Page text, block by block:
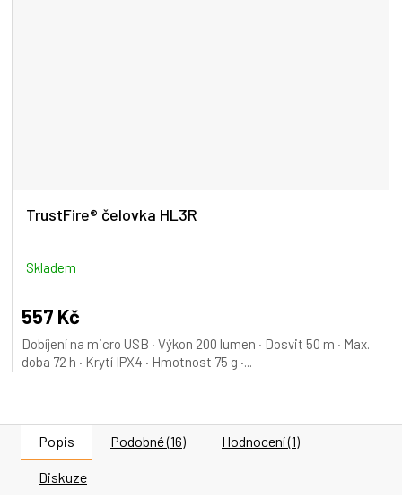
TrustFire® čelovka HL3R
Skladem
557 Kč
Dobíjení na micro USB · Výkon 200 lumen · Dosvit 50 m · Max.
doba 72 h · Krytí IPX4 · Hmotnost 75 g ·...
Popis Podobné (16) Hodnocení (1)
Diskuze